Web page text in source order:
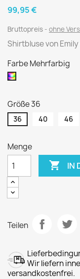
99,95 €
Bruttopreis ohne
Shirtbluse von
Farbe Mehrfarbig
Mehrfarbig
Größe 36
36 40 46
Menge
 IN
Teilen
Wir liefern
versandkostenfrei.